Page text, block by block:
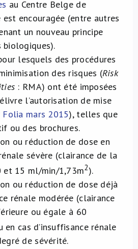
au Centre Belge de
est encouragée (entre autres
un nouveau principe
biologiques).
lesquels des procédures
des risques (Risk
: RMA) ont été imposées
l’autorisation de mise
Folia mars 2015), telles que
ou des brochures.
ou réduction de dose en
sévère (clairance de la
et 15 ml/min/1,73m2).
ou réduction de dose déjà
rénale modérée (clairance
ou égale à 60
en cas d’insuffisance rénale
de sévérité.